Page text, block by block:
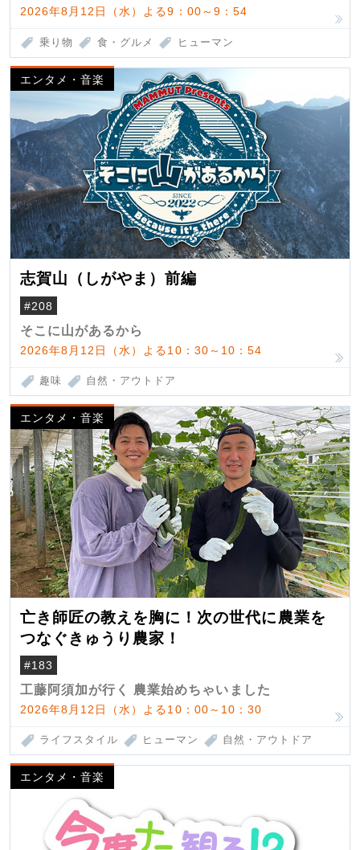
2026年8月12日（水）よる9：00～9：54
乗り物 食・グルメ ヒューマン
エンタメ・音楽
志賀山（しがやま）前編
#208
そこに山があるから
2026年8月12日（水）よる10：30～10：54
趣味 自然・アウトドア
エンタメ・音楽
亡き師匠の教えを胸に！次の世代に農業を
つなぐきゅうり農家！
#183
工藤阿須加が行く 農業始めちゃいました
2026年8月12日（水）よる10：00～10：30
ライフスタイル ヒューマン 自然・アウトドア
エンタメ・音楽